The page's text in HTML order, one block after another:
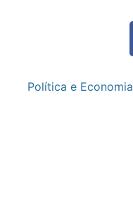
Política e Economia